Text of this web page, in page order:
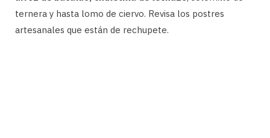
ternera y hasta lomo de ciervo. Revisa los postres
artesanales que están de rechupete.